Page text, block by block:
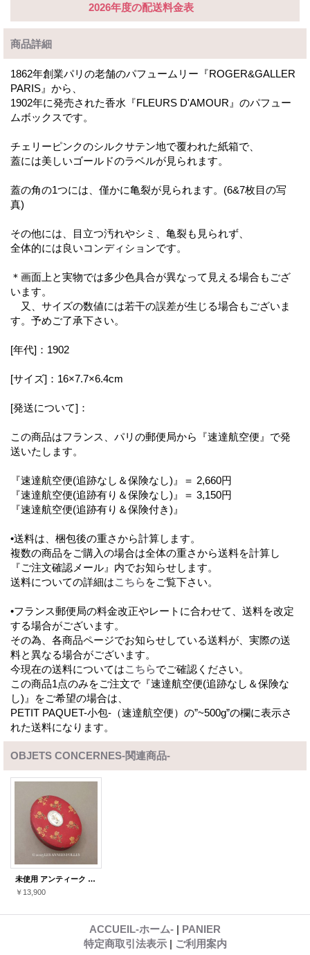
2026年度の配送料金表
商品詳細
1862年創業パリの老舗のパフュームリー『ROGER&GALLER
PARIS』から、
1902年に発売された香水『FLEURS D'AMOUR』のパフュー
ムボックスです。
チェリーピンクのシルクサテン地で覆われた紙箱で、
蓋には美しいゴールドのラベルが見られます。
蓋の角の1つには、僅かに亀裂が見られます。(6&7枚目の写
真)
その他には、目立つ汚れやシミ、亀裂も見られず、
全体的には良いコンディションです。
＊画面上と実物では多少色具合が異なって見える場合もござ
います。
又、サイズの数値には若干の誤差が生じる場合もございま
す。予めご了承下さい。
[年代]：1902
[サイズ]：16×7.7×6.4cm
[発送について]：
この商品はフランス、パリの郵便局から『速達航空便』で発
送いたします。
『速達航空便(追跡なし＆保険なし)』＝ 2,660円
『速達航空便(追跡有り＆保険なし)』＝ 3,150円
『速達航空便(追跡有り＆保険付き)』
•送料は、梱包後の重さから計算します。
複数の商品をご購入の場合は全体の重さから送料を計算し
『ご注文確認メール』内でお知らせします。
送料についての詳細はこちらをご覧下さい。
•フランス郵便局の料金改正やレートに合わせて、送料を改定
する場合がございます。
その為、各商品ページでお知らせしている送料が、実際の送
料と異なる場合がございます。
今現在の送料についてはこちらでご確認ください。
この商品1点のみをご注文で『速達航空便(追跡なし＆保険な
し)』をご希望の場合は、
PETIT PAQUET-小包-（速達航空便）の”~500g”の欄に表示さ
れた送料になります。
OBJETS CONCERNES-関連商品-
未使用 アンティーク 天使のパウダーボックス FLEURS D'AMOUR - ROGER&GALLET PARIS -
￥13,900
ACCUEIL-ホーム- | PANIER
特定商取引法表示 | ご利用案内